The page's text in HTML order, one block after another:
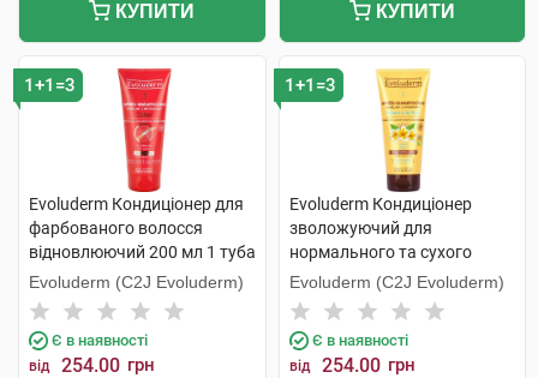
КУПИТИ КУПИТИ
1+1=3
Evoluderm Кондиціонер для
фарбованого волосся
відновлюючий 200 мл 1 туба
Evoluderm (C2J Evoluderm)
Є в наявності
від 254.00 грн
1+1=3
Evoluderm Кондиціонер
зволожуючий для
нормального та сухого
волосся 200 мл 1 туба
Evoluderm (C2J Evoluderm)
Є в наявності
від 254.00 грн